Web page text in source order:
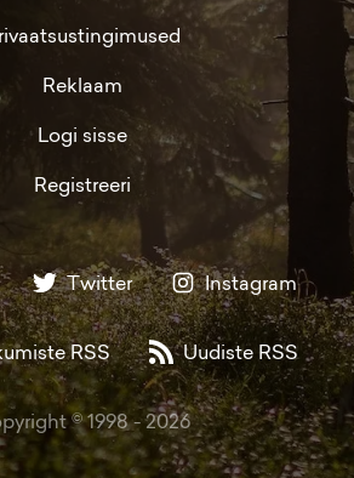
Reklaam
Logi sisse
Registreeri
Twitter Instagram
RSS Uudiste RSS
© 1998 -2026